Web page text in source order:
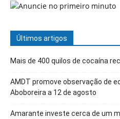
Últimos artigos
Mais de 400 quilos de cocaína
AMDT promove observação de
Aboboreira a 12 de agosto
Amarante investe cerca de um